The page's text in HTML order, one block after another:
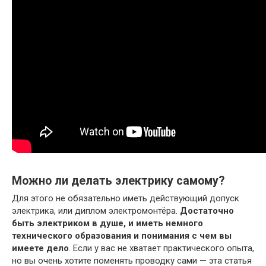
Можно ли делать электрику самому?
Для этого не обязательно иметь действующий допуск
электрика, или диплом электромонтёра. Достаточно
быть электриком в душе, и иметь немного
технического образования и понимания с чем вы
имеете дело. Если у вас не хватает практического опыта,
но вы очень хотите поменять проводку сами — эта статья